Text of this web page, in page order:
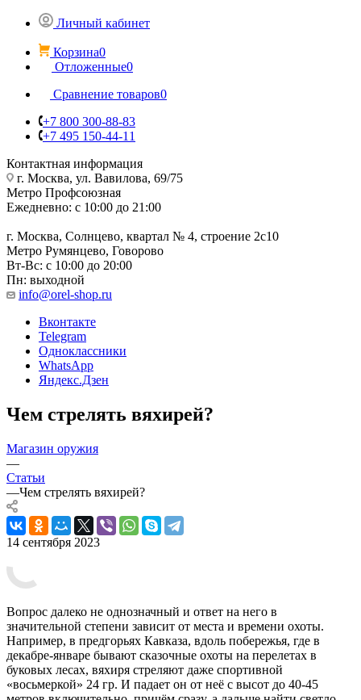
Личный кабинет
Корзина0
Отложенные0
Сравнение товаров0
+7 800 300-88-83
+7 495 150-44-11
Контактная информация
г. Москва, ул. Вавилова, 69/75
Метро Профсоюзная
Ежедневно: с 10:00 до 21:00
г. Москва, Солнцево, квартал № 4, строение 2с10
Метро Румянцево, Говорово
Вт-Вс: с 10:00 до 20:00
Пн: выходной
info@orel-shop.ru
Вконтакте
Telegram
Одноклассники
WhatsApp
Яндекс.Дзен
Чем стрелять вяхирей?
Магазин оружия
—
Статьи
—Чем стрелять вяхирей?
14 сентября 2023
Вопрос далеко не однозначный и ответ на него в
значительной степени зависит от места и времени охоты.
Например, в предгорьях Кавказа, вдоль побережья, где в
декабре-январе бывают сказочные охоты на перелетах в
буковых лесах, вяхиря стреляют даже спортивной
«восьмеркой» 24 гр. И падает он от неё с высот до 40-45